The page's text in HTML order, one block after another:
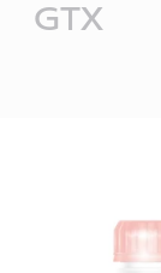
GTX